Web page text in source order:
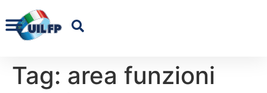
Tag: area funzioni